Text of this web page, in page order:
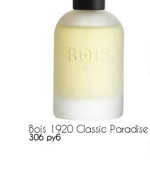
Bois 1920 Classic Paradise
306 руб